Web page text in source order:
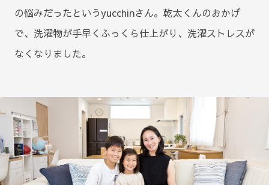
の悩みだったというyucchinさん。乾太くんのおかげ
で、洗濯物が手早くふっくら仕上がり、洗濯ストレスが
なくなりました。